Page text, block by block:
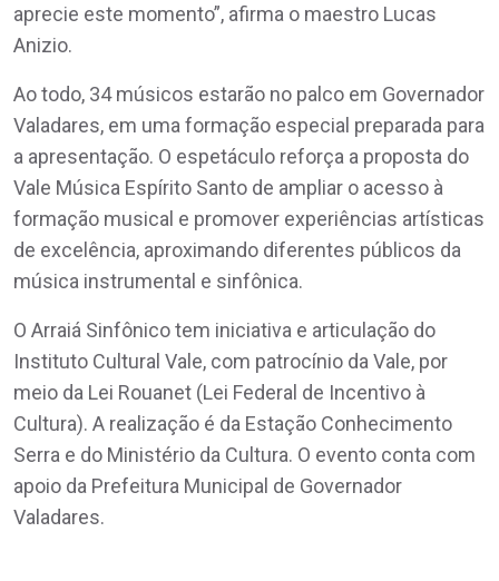
aprecie este momento”, afirma o maestro Lucas
Anizio.
Ao todo, 34 músicos estarão no palco em Governador
Valadares, em uma formação especial preparada para
a apresentação. O espetáculo reforça a proposta do
Vale Música Espírito Santo de ampliar o acesso à
formação musical e promover experiências artísticas
de excelência, aproximando diferentes públicos da
música instrumental e sinfônica.
O Arraiá Sinfônico tem iniciativa e articulação do
Instituto Cultural Vale, com patrocínio da Vale, por
meio da Lei Rouanet (Lei Federal de Incentivo à
Cultura). A realização é da Estação Conhecimento
Serra e do Ministério da Cultura. O evento conta com
apoio da Prefeitura Municipal de Governador
Valadares.